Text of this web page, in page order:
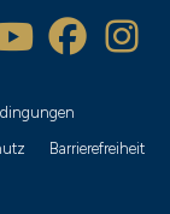
Barrierefreiheit